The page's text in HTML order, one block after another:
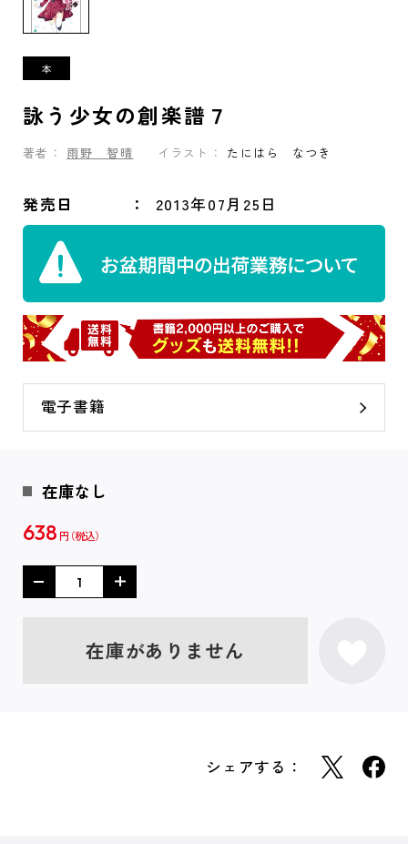
詠う少女の創楽譜７
著者： 雨野 智晴 イラスト： たにはら なつき
発売日 2013年07月25日
電子書籍
在庫なし
638 円
在庫がありません
シェアする：